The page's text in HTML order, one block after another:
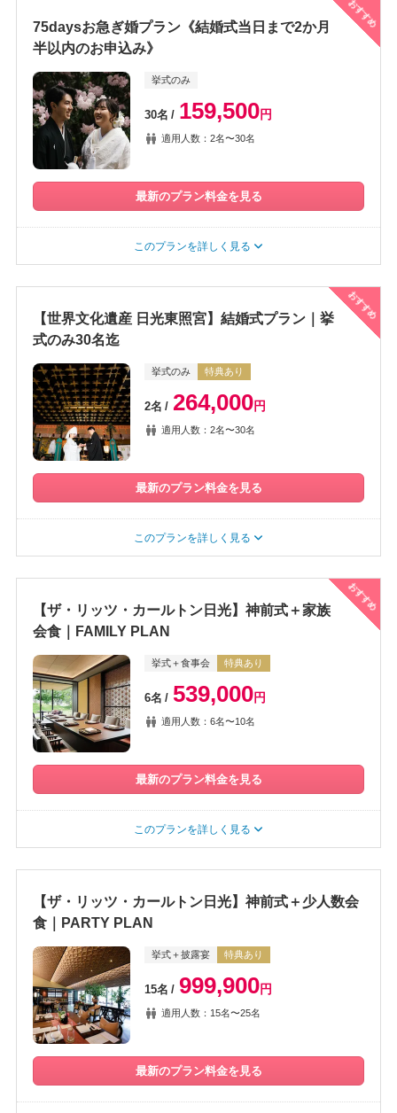
おすすめ
75daysお急ぎ婚プラン《結婚式当日まで2か月
半以内のお申込み》
挙式のみ
30名 159,500円
適用人数：2名〜30名
最新のプラン料金を見る
このプランを詳しく見る
おすすめ
【世界文化遺産 日光東照宮】結婚式プラン｜挙
式のみ30名迄
挙式のみ 特典あり
2名 264,000円
適用人数：2名〜30名
最新のプラン料金を見る
このプランを詳しく見る
おすすめ
【ザ・リッツ・カールトン日光】神前式＋家族
会食｜FAMILY PLAN
挙式＋食事会 特典あり
6名 539,000円
適用人数：6名〜10名
最新のプラン料金を見る
このプランを詳しく見る
【ザ・リッツ・カールトン日光】神前式＋少人数会
食｜PARTY PLAN
挙式＋披露宴 特典あり
15名 999,900円
適用人数：15名〜25名
最新のプラン料金を見る